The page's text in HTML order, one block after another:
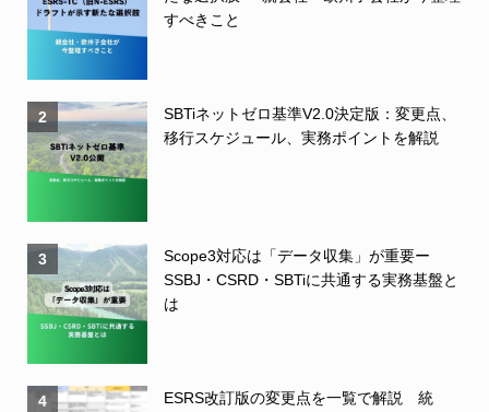
すべきこと
2
SBTiネットゼロ基準V2.0決定版：変更点、
移行スケジュール、実務ポイントを解説
3
Scope3対応は「データ収集」が重要ー
SSBJ・CSRD・SBTiに共通する実務基盤と
は
4
ESRS改訂版の変更点を一覧で解説 統